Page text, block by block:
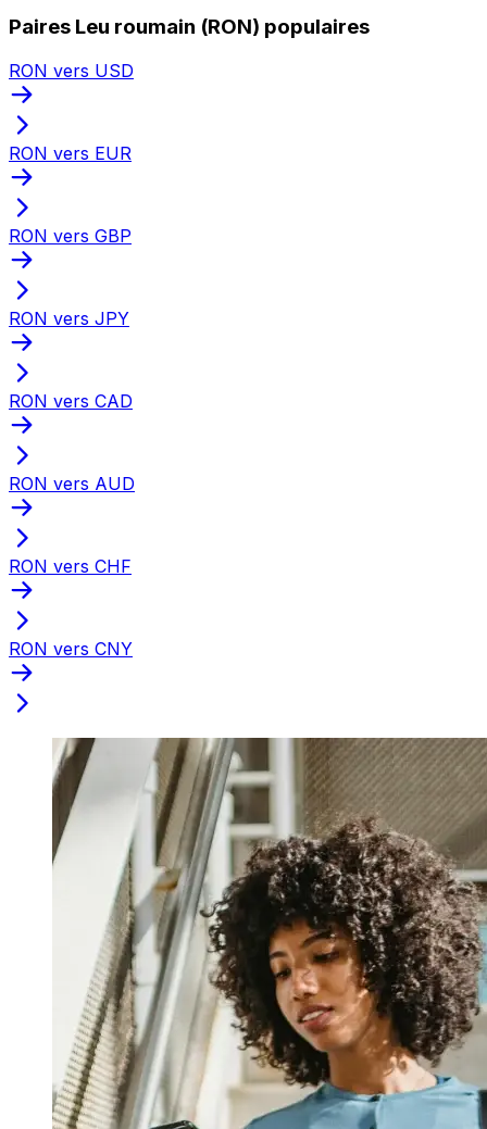
Paires Leu roumain (RON) populaires
RON vers USD
RON vers EUR
RON vers GBP
RON vers JPY
RON vers CAD
RON vers AUD
RON vers CHF
RON vers CNY